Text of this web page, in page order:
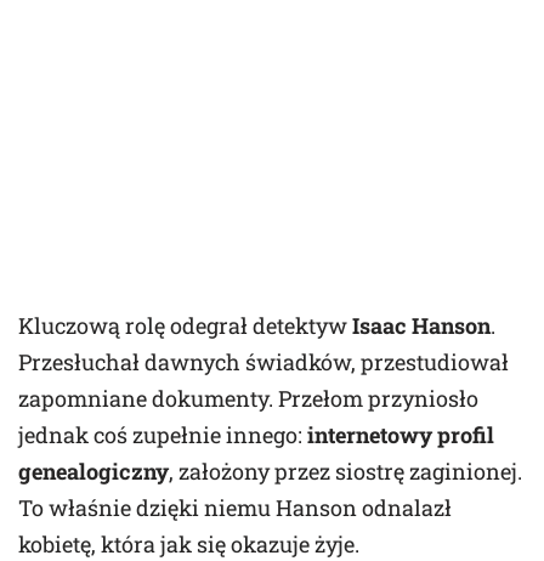
Kluczową rolę odegrał detektywIsaac Hanson.
Przesłuchał dawnych świadków, przestudiował
zapomniane dokumenty. Przełom przyniosło
jednak coś zupełnie innego: internetowy profil
genealogiczny, założony przez siostrę zaginionej.
To właśnie dzięki niemu Hanson odnalazł
kobietę, która jak się okazuje żyje.